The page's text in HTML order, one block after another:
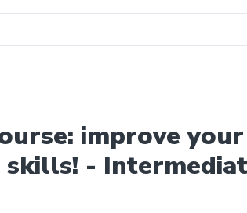
improve your
skills! -